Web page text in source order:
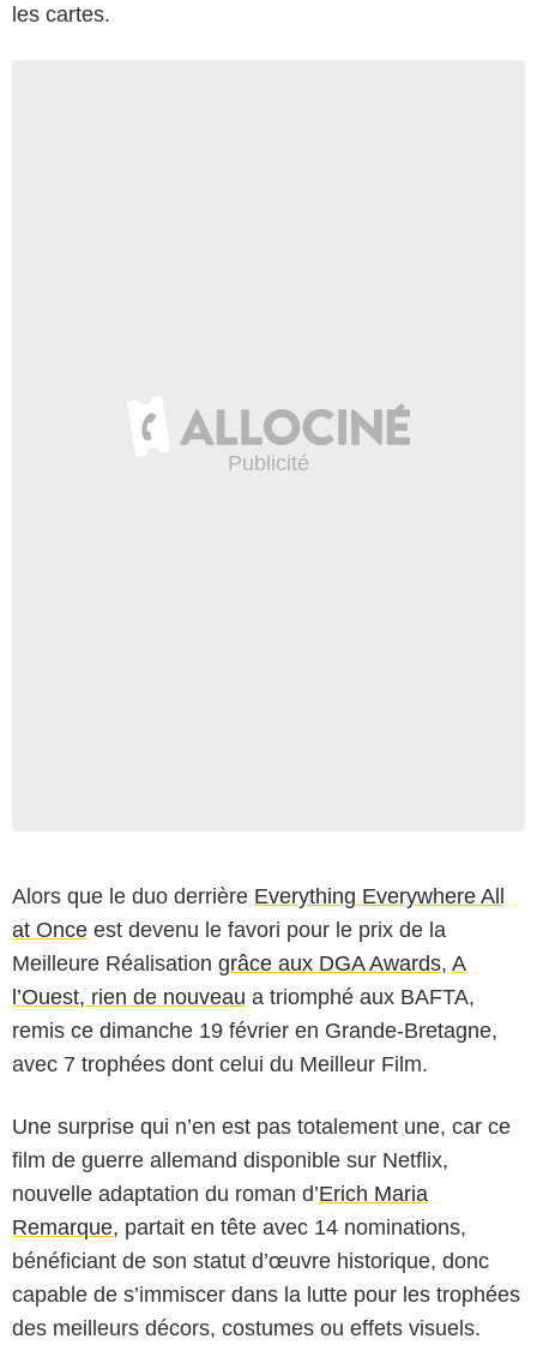
les cartes.
Alors que le duo derrière Everything Everywhere All
at Once est devenu le favori pour le prix de la
Meilleure Réalisation grâce aux DGA Awards, A
l’Ouest, rien de nouveau a triomphé aux BAFTA,
remis ce dimanche 19 février en Grande-Bretagne,
avec 7 trophées dont celui du Meilleur Film.
Une surprise qui n’en est pas totalement une, car ce
film de guerre allemand disponible sur Netflix,
nouvelle adaptation du roman d’Erich Maria
Remarque, partait en tête avec 14 nominations,
bénéficiant de son statut d’œuvre historique, donc
capable de s’immiscer dans la lutte pour les trophées
des meilleurs décors, costumes ou effets visuels.